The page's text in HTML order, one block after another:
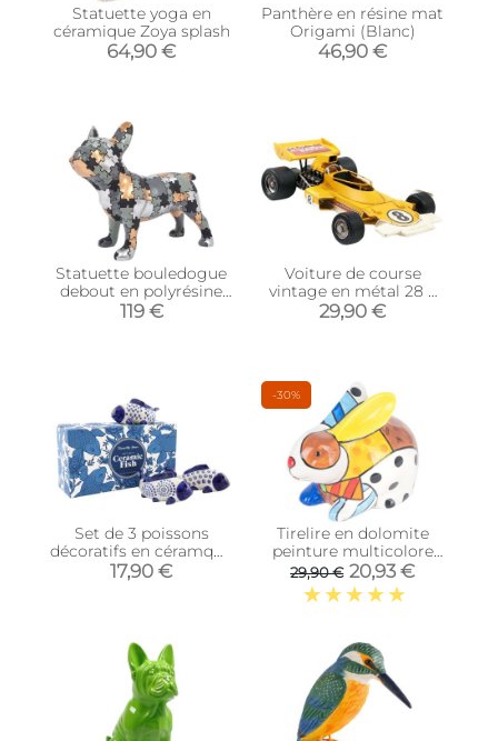
Statuette yoga en
céramique Zoya splash
64,90 €
Panthère en résine mat
Origami (Blanc)
46,90 €
Statuette bouledogue
debout en polyrésine
Puzzle
119 €
Voiture de course
vintage en métal 28 x
16 x 8 cm (Jaune)
29,90 €
Set de 3 poissons
décoratifs en céramque
Willow
17,90 €
-30%
Tirelire en dolomite
peinture multicolore
(Lapin)
29,90 € 20,93 €